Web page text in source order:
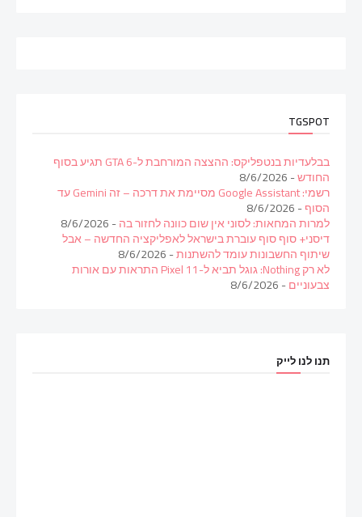
TGSPOT
בבלעדיות בנטפליקס: ההצצה המורחבת ל-GTA 6 תגיע בסוף
החודש- 8/6/2026
רשמי: Google Assistant מסיימת את דרכה – זה Gemini עד
הסוף- 8/6/2026
למרות המחאות: לסוני אין שום כוונה לחזור בה- 8/6/2026
דיסני+ סוף סוף עוברת בישראל לאפליקציה החדשה – אבל
שיתוף החשבונות עומד להשתנות- 8/6/2026
לא רק Nothing: גוגל תביא ל-Pixel 11 התראות עם אורות
צבעוניים- 8/6/2026
תנו לנו לייק